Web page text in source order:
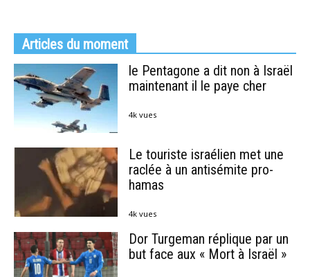
Articles du moment
le Pentagone a dit non à Israël
maintenant il le paye cher
4k vues
Le touriste israélien met une
raclée à un antisémite pro-
hamas
4k vues
Dor Turgeman réplique par un
but face aux « Mort à Israël »